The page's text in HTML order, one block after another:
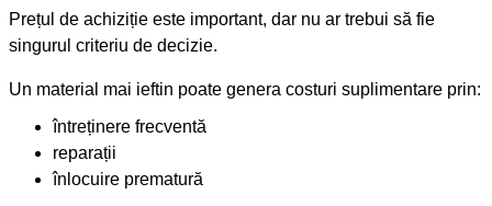
Prețul de achiziție este important, dar nu ar trebui să fie
singurul criteriu de decizie.
Un material mai ieftin poate genera costuri suplimentare prin:
întreținere frecventă
reparații
înlocuire prematură